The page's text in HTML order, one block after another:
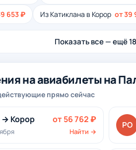
653 ₽ Из Катиклана в Корор от 39
Показать все — ещё
на авиабилеты на
прямо сейчас
→ Корор от 56 762 ₽
Найти →
РО